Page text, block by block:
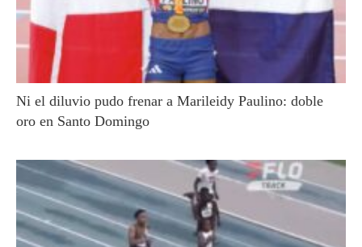
Ni el diluvio pudo frenar a Marileidy Paulino: doble
oro en Santo Domingo